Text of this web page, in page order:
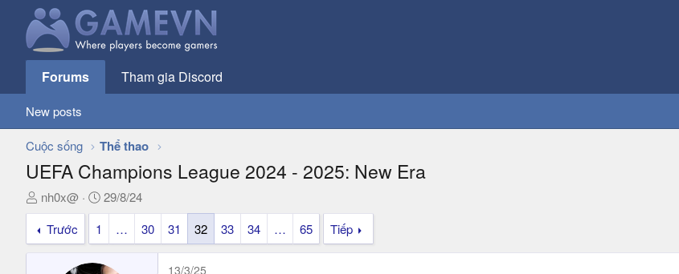
Forums Tham gia Discord
New posts
Cuộc sống Thể thao
UEFA Champions League 2024 - 2025: New Era
T
h
e
nh0x@
N
g
y
g
29/8/24
Trước
1 … 30 31 32 33 34 … 65 Tiếp
13/3/25